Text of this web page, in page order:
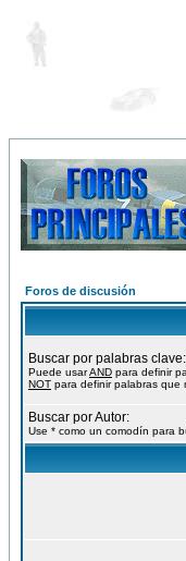
Foros de discusión
Buscar por palabras clave:
Puede usarAND para definir
NOT para definir palabras que
Buscar por Autor:
Use * como un comodín para